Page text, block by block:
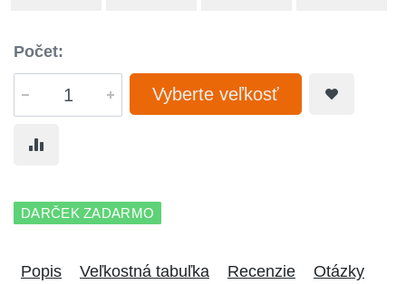
Počet:
Vyberte veľkosť
DARČEK ZADARMO
Popis Veľkostná tabuľka Recenzie Otázky